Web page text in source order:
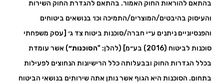
בהתאם להוראות החוק האמור. בהתאם להגדרת החוק השירות
והעיסוק בהיבטים/המוצרים/התמיכה וכו׳ בנושאים ביטוחים
והפנסיוניים ניתנים ע״י חברה/סוכנות ביטוח צד ג׳ [עסק משפחתי
סוכנות לביטוח (2016) בע״מ] (להלן: "
הסוכנות״) אשר עומדת
בכלל הגדרות החוק ובבעלותה כלל הרישיונות הנחוצים לפעילות
בתחום. הסוכנות היא הגוף אשר נותן אתה שירותים בנושאי הביטוח